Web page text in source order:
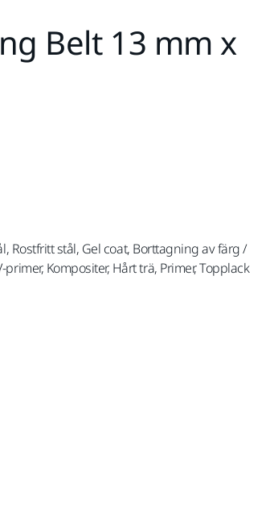
Belt 13 mm x
Rostfritt stål, Gel coat, Borttagning av färg /
Kompositer, Hårt trä, Primer, Topplack